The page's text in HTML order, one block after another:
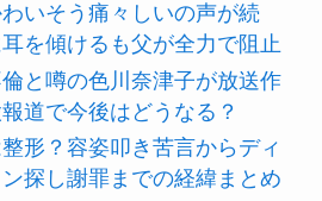
いそう痛々しいの声が続
を傾けるも父が全力で阻止
と噂の色川奈津子が放送作
道で今後はどうなる？
形？容姿叩き苦言からディ
探し謝罪までの経緯まとめ